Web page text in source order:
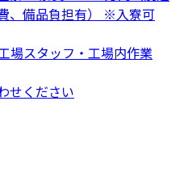
、備品負担有） ※入寮可
場スタッフ・工場内作業
せください